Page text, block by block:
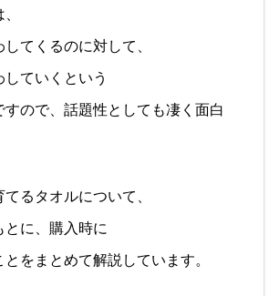
てくるのに対して、
ていくという
ので、話題性としても凄く面白
るタオルについて、
に、購入時に
をまとめて解説しています。